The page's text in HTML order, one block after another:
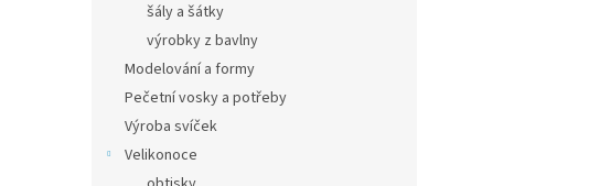
šály a šátky
výrobky z bavlny
Modelování a formy
Pečetní vosky a potřeby
Výroba svíček
Velikonoce